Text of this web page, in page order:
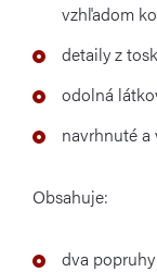
vzhľadom
detaily z
odolná
navrhnuté a
Obsahuje:
dva